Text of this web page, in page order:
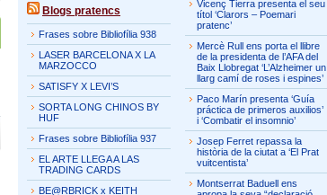
Blogs pratencs
Frases sobre Bibliofília 938
LASER BARCELONA X LA
MARZOCCO
SATISFY X LEVI’S
SORTA LONG CHINOS BY
HUF
Frases sobre Bibliofília 937
EL ARTE LLEGA A LAS
TRADING CARDS
BE@RBRICK x KEITH
Vicenç Tierra presenta el seu
títol ‘Clarors – Poemari
pratenc’
Mercè Rull ens porta el llibre
de la presidenta de l’AFA del
Baix Llobregat ‘L’Alzheimer un
llarg camí de roses i espines’
Paco Marín presenta ‘Guía
práctica de primeros auxilios’
i ‘Combatir el insomnio’
Josep Ferret repassa la
història de la ciutat a ‘El Prat
vuitcentista’
Montserrat Baduell ens